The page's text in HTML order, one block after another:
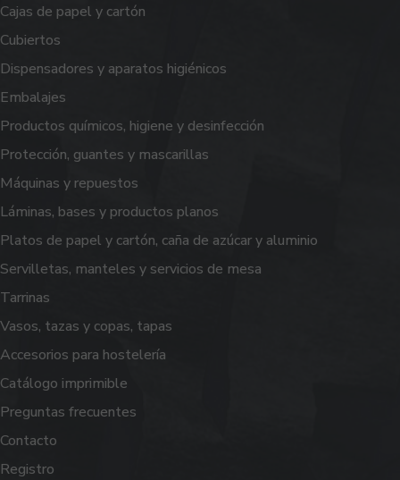
Cajas de papel y cartón
Cubiertos
Dispensadores y aparatos higiénicos
Embalajes
Productos químicos, higiene y desinfección
Protección, guantes y mascarillas
Máquinas y repuestos
Láminas, bases y productos planos
Platos de papel y cartón, caña de azúcar y aluminio
Servilletas, manteles y servicios de mesa
Tarrinas
Vasos, tazas y copas, tapas
Accesorios para hostelería
Catálogo imprimible
Preguntas frecuentes
Contacto
Registro